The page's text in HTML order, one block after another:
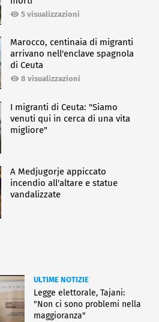
5 visualizzazioni
Marocco, centinaia di migranti
arrivano nell'enclave spagnola
di Ceuta
8 visualizzazioni
I migranti di Ceuta: "Siamo
venuti qui in cerca di una vita
migliore"
A Medjugorje appiccato
incendio all'altare e statue
vandalizzate
ULTIME NOTIZIE
Legge elettorale, Tajani:
"Non ci sono problemi nella
maggioranza"